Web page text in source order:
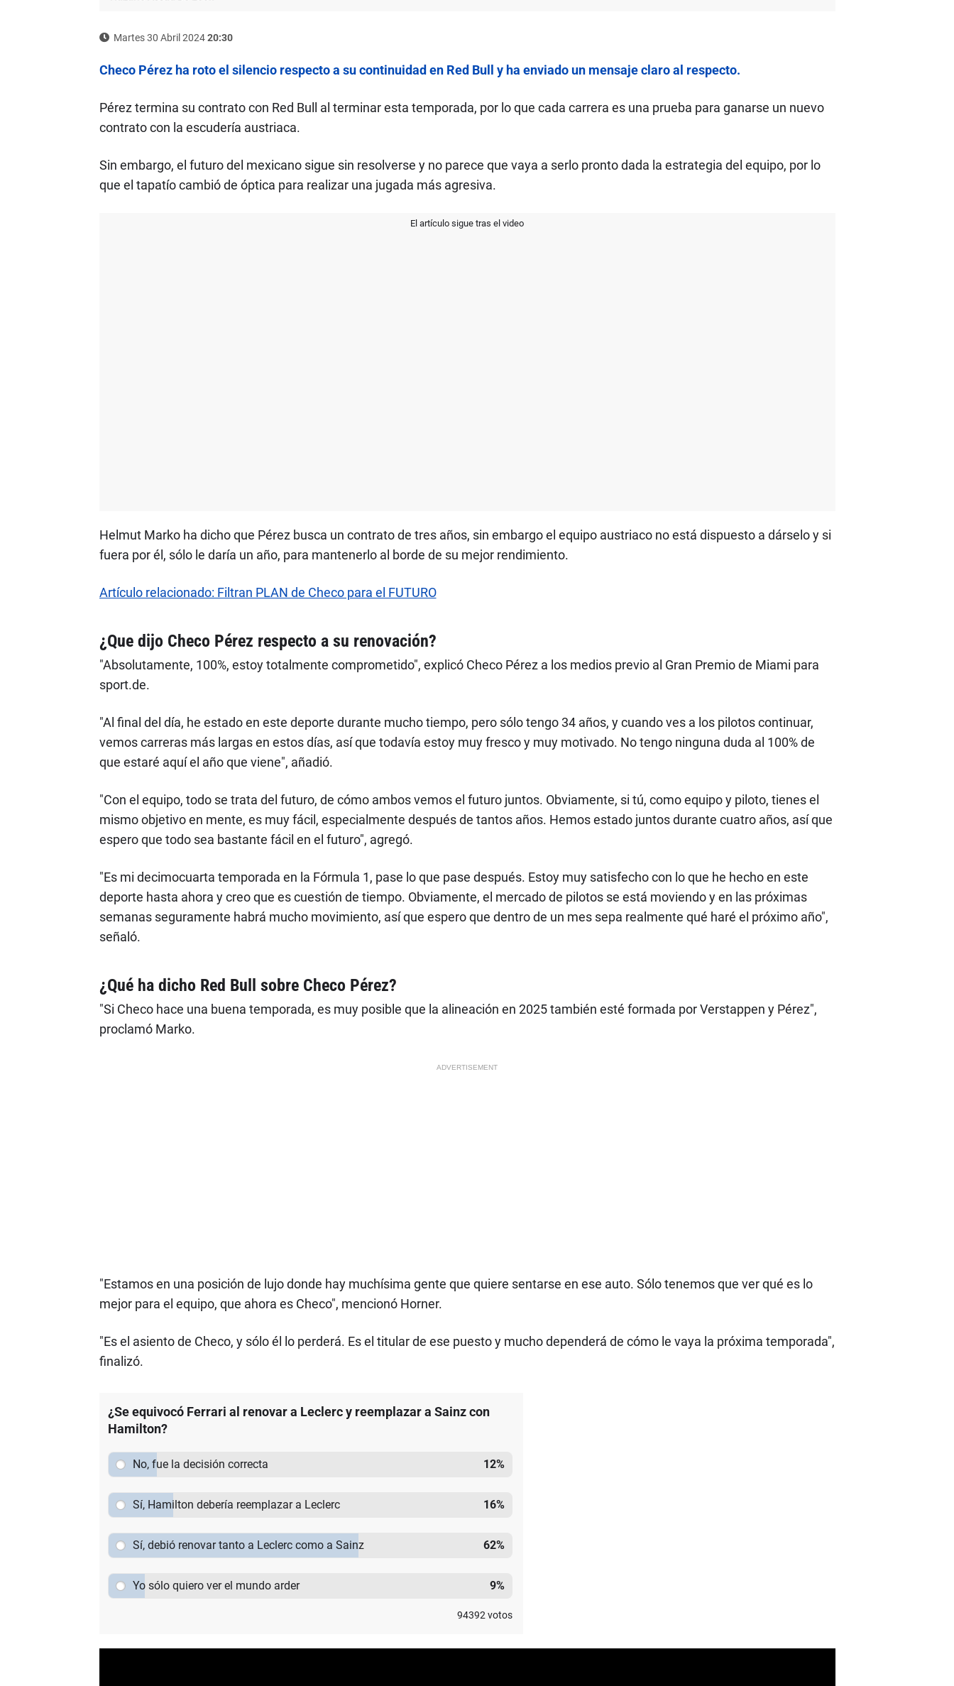
Martes 30 Abril 202420:30
Checo Pérez ha roto el silencio respecto a su continuidad en Red Bull y ha enviado un mensaje claro al respecto.
Pérez termina su contrato con Red Bull al terminar esta temporada, por lo que cada carrera es una prueba para ganarse un nuevo
contrato con la escudería austriaca.
Sin embargo, el futuro del mexicano sigue sin resolverse y no parece que vaya a serlo pronto dada la estrategia del equipo, por lo
que el tapatío cambió de óptica para realizar una jugada más agresiva.
El artículo sigue tras el video
Helmut Marko ha dicho que Pérez busca un contrato de tres años, sin embargo el equipo austriaco no está dispuesto a dárselo y si
fuera por él, sólo le daría un año, para mantenerlo al borde de su mejor rendimiento.
Artículo relacionado: Filtran PLAN de Checo para el FUTURO
¿Que dijo Checo Pérez respecto a su renovación?
"Absolutamente, 100%, estoy totalmente comprometido", explicó Checo Pérez a los medios previo al Gran Premio de Miami para
sport.de.
"Al final del día, he estado en este deporte durante mucho tiempo, pero sólo tengo 34 años, y cuando ves a los pilotos continuar,
vemos carreras más largas en estos días, así que todavía estoy muy fresco y muy motivado. No tengo ninguna duda al 100% de
que estaré aquí el año que viene", añadió.
"Con el equipo, todo se trata del futuro, de cómo ambos vemos el futuro juntos. Obviamente, si tú, como equipo y piloto, tienes el
mismo objetivo en mente, es muy fácil, especialmente después de tantos años. Hemos estado juntos durante cuatro años, así que
espero que todo sea bastante fácil en el futuro", agregó.
"Es mi decimocuarta temporada en la Fórmula 1, pase lo que pase después. Estoy muy satisfecho con lo que he hecho en este
deporte hasta ahora y creo que es cuestión de tiempo. Obviamente, el mercado de pilotos se está moviendo y en las próximas
semanas seguramente habrá mucho movimiento, así que espero que dentro de un mes sepa realmente qué haré el próximo año",
señaló.
¿Qué ha dicho Red Bull sobre Checo Pérez?
"Si Checo hace una buena temporada, es muy posible que la alineación en 2025 también esté formada por Verstappen y Pérez",
proclamó Marko.
ADVERTISEMENT
"Estamos en una posición de lujo donde hay muchísima gente que quiere sentarse en ese auto. Sólo tenemos que ver qué es lo
mejor para el equipo, que ahora es Checo", mencionó Horner.
"Es el asiento de Checo, y sólo él lo perderá. Es el titular de ese puesto y mucho dependerá de cómo le vaya la próxima temporada",
finalizó.
¿Se equivocó Ferrari al renovar a Leclerc y reemplazar a Sainz con
Hamilton?
No, fue la decisión correcta 12%
Sí, Hamilton debería reemplazar a Leclerc 16%
Sí, debió renovar tanto a Leclerc como a Sainz 62%
Yo sólo quiero ver el mundo arder 9%
94392votos